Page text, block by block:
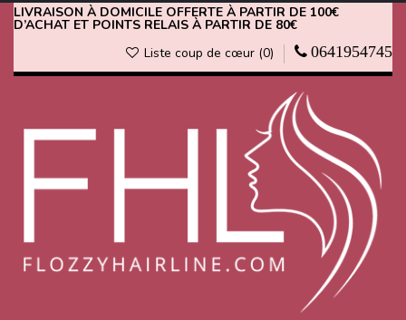
LIVRAISON À DOMICILE OFFERTE À PARTIR DE 100€
D’ACHAT ET POINTS RELAIS À PARTIR DE 80€
Liste coup de cœur (0) 0641954745